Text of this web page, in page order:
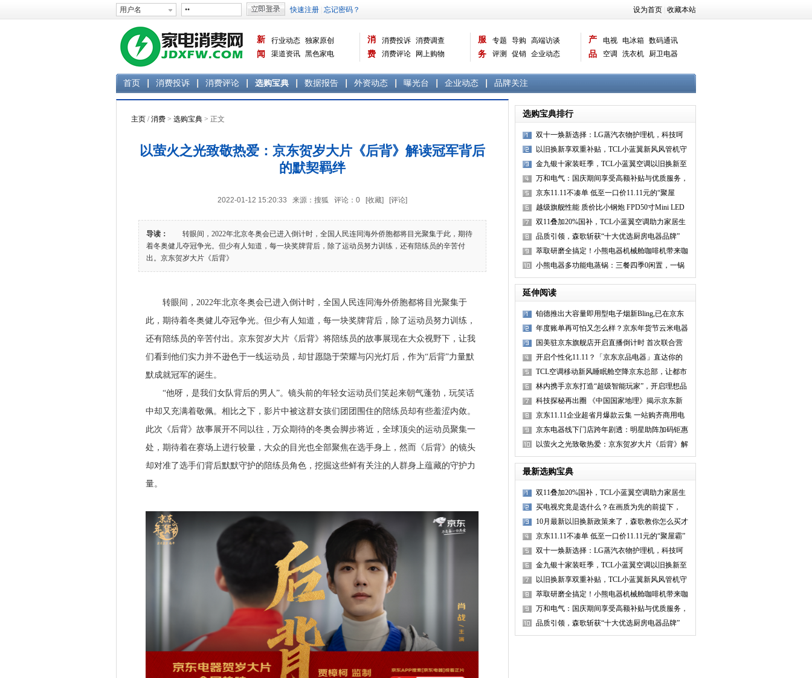
设为首页 收藏本站
新
闻
行业动态 独家原创
渠道资讯 黑色家电
消
费
消费投诉 消费调查
消费评论
网上购物
曝光台
品牌关注
服
务
专题 导购
高端访谈
评测
促销 企业动态
产
品
电视 电冰箱 数码通讯
空调
洗衣机
厨卫电器
首页 消费投诉 消费评论 选购宝典 数据报告 外资动态 曝光台 企业动态 品牌关注
主页 /消费 > 选购宝典 > 正文
以萤火之光致敬热爱：京东贺岁大片《后背》解读冠军背后
的默契羁绊
2022-01-12 15:20:33 来源：搜狐 评论： 0 [收藏] [评论]
导读：
转眼间，2022年北京冬奥会已进入倒计时，全国人民连同海外侨胞都将目光聚集于此，期待
着冬奥健儿夺冠争光。但少有人知道，每一块奖牌背后，除了运动员努力训练，还有陪练员的辛苦付
出。京东贺岁大片《后背》
转眼间，2022年北京冬奥会已进入倒计时，全国人民连同海外侨胞都将目光聚集于
此，期待着冬奥健儿夺冠争光。但少有人知道，每一块奖牌背后，除了运动员努力训练，
还有陪练员的辛苦付出。京东贺岁大片《后背》将陪练员的故事展现在大众视野下，让我
们看到他们实力并不逊色于一线运动员，却甘愿隐于荣耀与闪光灯后，作为“后背”力量默
默成就冠军的诞生。
“他呀，是我们女队背后的男人”。镜头前的年轻女运动员们笑起来朝气蓬勃，玩笑话
中却又充满着敬佩。相比之下，影片中被这群女孩们团团围住的陪练员却有些羞涩内敛。
此次《后背》故事展开不同以往，万众期待的冬奥会脚步将近，全球顶尖的运动员聚集一
处，期待着在赛场上进行较量，大众的目光也全部聚焦在选手身上，然而《后背》的镜头
却对准了选手们背后默默守护的陪练员角色，挖掘这些鲜有关注的人群身上蕴藏的守护力
量。
选购宝典排行
双十一焕新选择：LG蒸汽衣物护理机，科技呵
护衣物，优雅生活
以旧换新享双重补贴，TCL小蓝翼新风风管机守
护家庭呼吸健康
金九银十家装旺季，TCL小蓝翼空调以旧换新至
高补贴2000元
万和电气：国庆期间享受高额补贴与优质服务，
提升家居生活品
京东11.11不凑单 低至一口价11.11元的“聚屋
霸”早10晚8限
越级旗舰性能 质价比小钢炮 FPD50寸Mini LED
电视首发价2
双11叠加20%国补，TCL小蓝翼空调助力家居生
活品质全面升级
品质引领，森歌斩获“十大优选厨房电器品牌”
萃取研磨全搞定！小熊电器机械舱咖啡机带来咖
饮新体验
小熊电器多功能电蒸锅：三餐四季0闲置，一锅
解锁万千佳肴
延伸阅读
铂德推出大容量即用型电子烟新Bling,已在京东
天猫开售
年度账单再可怕又怎么样？京东年货节云米电器
放价全都想买下
国美驻京东旗舰店开启直播倒计时 首次联合营
销27日启动
开启个性化11.11？「京东京品电器」直达你的
热爱
TCL空调移动新风睡眠舱空降京东总部，让都市
白领“睡掉熊猫
林内携手京东打造“超级智能玩家”，开启理想品
质生活新趋势
科技探秘再出圈 《中国国家地理》揭示京东新
潮电器背后的大
京东11.11企业超省月爆款云集 一站购齐商用电
器省心省钱省
京东电器线下门店跨年剧透：明星助阵加码钜惠
福利嗨爆全场
以萤火之光致敬热爱：京东贺岁大片《后背》解
读冠军背后的默
最新选购宝典
双11叠加20%国补，TCL小蓝翼空调助力家居生
活品质
买电视究竟是选什么？在画质为先的前提下，
AI能帮
10月最新以旧换新政策来了，森歌教你怎么买才
省钱
京东11.11不凑单 低至一口价11.11元的“聚屋霸”
双十一焕新选择：LG蒸汽衣物护理机，科技呵
护衣物
金九银十家装旺季，TCL小蓝翼空调以旧换新至
高补
以旧换新享双重补贴，TCL小蓝翼新风风管机守
护家
萃取研磨全搞定！小熊电器机械舱咖啡机带来咖
饮新
万和电气：国庆期间享受高额补贴与优质服务，
提升
品质引领，森歌斩获“十大优选厨房电器品牌”